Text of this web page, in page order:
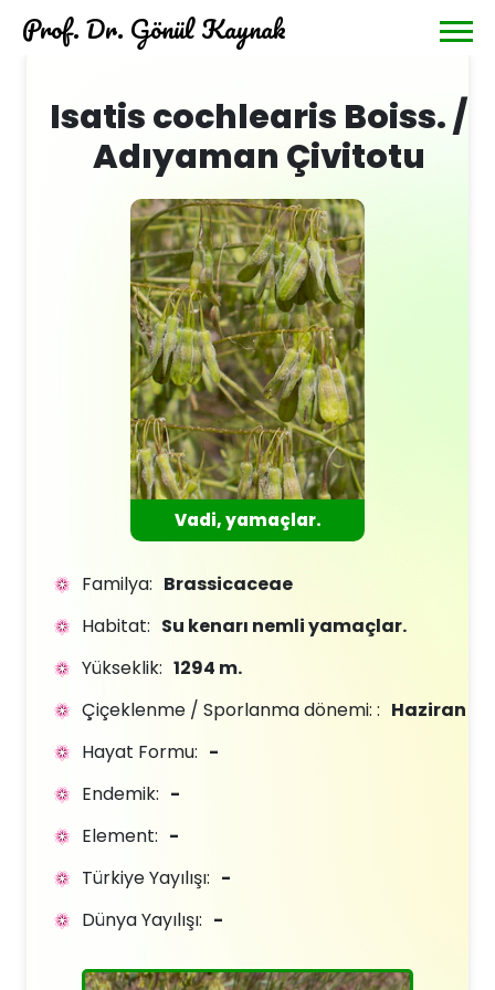
Prof. Dr. Gönül Kaynak
Isatis cochlearis Boiss. /
Adıyaman Çivitotu
Vadi, yamaçlar.
Familya: Brassicaceae
Habitat: Su kenarı nemli yamaçlar.
Yükseklik: 1294 m.
Çiçeklenme / Sporlanma dönemi: : Haziran
Hayat Formu: -
Endemik: -
Element: -
Türkiye Yayılışı: -
Dünya Yayılışı: -